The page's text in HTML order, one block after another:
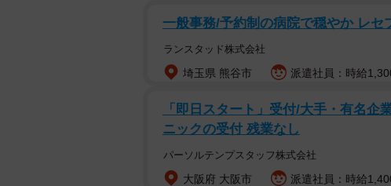
を学び取る力を持っている。大人は、子ど
せてあげる環境を整えてあげることができ
一般事務/予約制の病院で穏やか レセ
ランスタッド株式会社
埼玉県 熊谷市 派遣社員：時給
「即日スタート」受付/大手・有名企
ニックの受付 残業なし
パーソルテンプスタッフ株式会社
大阪府 大阪市 派遣社員：時給